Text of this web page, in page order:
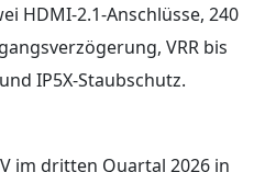
HDMI-2.1-Anschlüsse, 240
VRR bis
IP5X-Staubschutz.
im dritten Quartal 2026 in